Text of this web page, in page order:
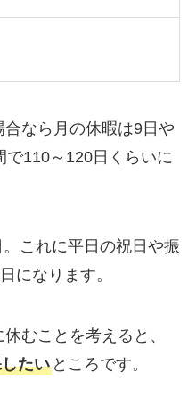
なら月の休暇は9日や
で110～120日くらいに
これに平日の祝日や振
になります。
むことを考えると、
たいところです。